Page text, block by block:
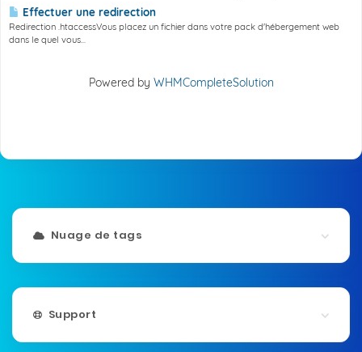
Effectuer une redirection
Redirection .htaccessVous placez un fichier dans votre pack d'hébergement web
dans le quel vous...
Powered by WHMCompleteSolution
Nuage de tags
Support